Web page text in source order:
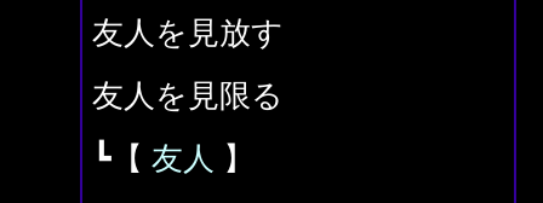
友人を見放す
友人を見限る
┗【 友人 】